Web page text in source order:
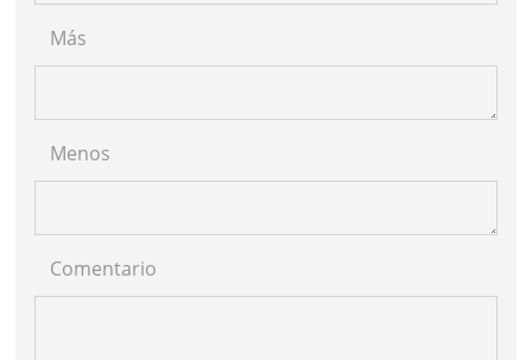
Más
Menos
Comentario